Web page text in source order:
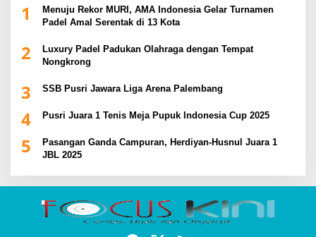
1
Menuju Rekor MURI, AMA Indonesia Gelar Turnamen
Padel Amal Serentak di 13 Kota
2
Luxury Padel Padukan Olahraga dengan Tempat
Nongkrong
3 SSB Pusri Jawara Liga Arena Palembang
4 Pusri Juara 1 Tenis Meja Pupuk Indonesia Cup 2025
5
Pasangan Ganda Campuran, Herdiyan-Husnul Juara 1
JBL 2025